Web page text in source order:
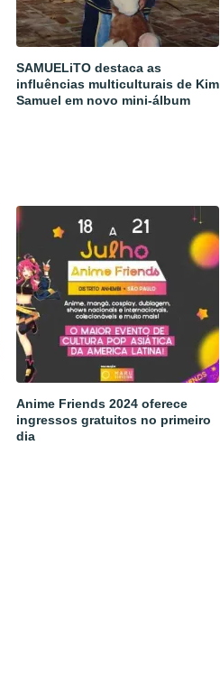
SAMUELiTO destaca as
influências multiculturais de Kim
Samuel em novo mini-álbum
Anime Friends 2024 oferece
ingressos gratuitos no primeiro
dia